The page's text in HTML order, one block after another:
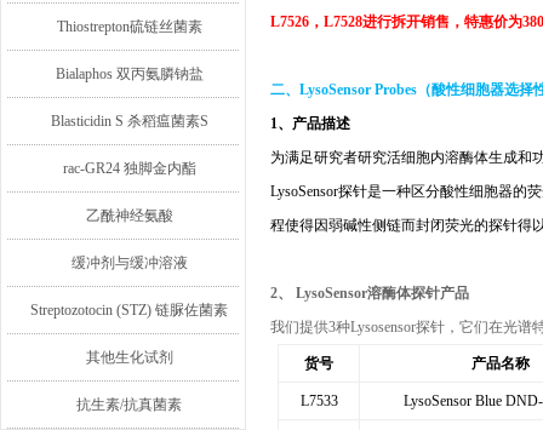
Thiostrepton硫链丝菌素
Bialaphos 双丙氨膦钠盐
Blasticidin S 杀稻瘟菌素S
rac-GR24 独脚金内酯
乙酰神经氨酸
缓冲剂与缓冲溶液
Streptozotocin (STZ) 链脲佐菌素
其他生化试剂
抗生素/抗真菌素
L7526 ， L7528进行拆开销售，特惠价为380
二、 LysoSensor Probes （酸性细胞器选择
1、产品描述
为满足研究者研究活细胞内溶酶体生成和
LysoSensor探针是一种区分酸性细胞器的
程使得因弱碱性侧链而封闭荧光的探针得
2、 LysoSensor溶酶体探针产品
我们提供3种Lysosensor探针，它们在光谱
货号 产品名称
L7533 LysoSensor Blue